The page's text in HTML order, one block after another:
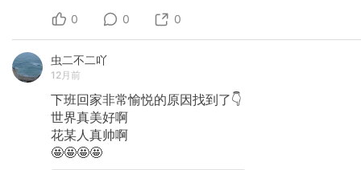
0 0 0
虫二不二吖
12月前
下班回家非常愉悦的原因找到了👇
世界真美好啊
花某人真帅啊
🤩🤩🤩🤩